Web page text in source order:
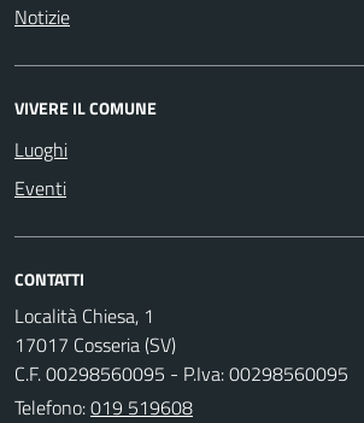
Notizie
VIVERE IL COMUNE
Luoghi
Eventi
CONTATTI
Località Chiesa, 1
17017 Cosseria (SV)
C.F. 00298560095 - P.Iva: 00298560095
Telefono:019 519608